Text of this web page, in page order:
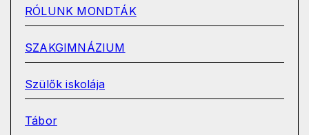
RÓLUNK MONDTÁK
SZAKGIMNÁZIUM
Szülők iskolája
Tábor